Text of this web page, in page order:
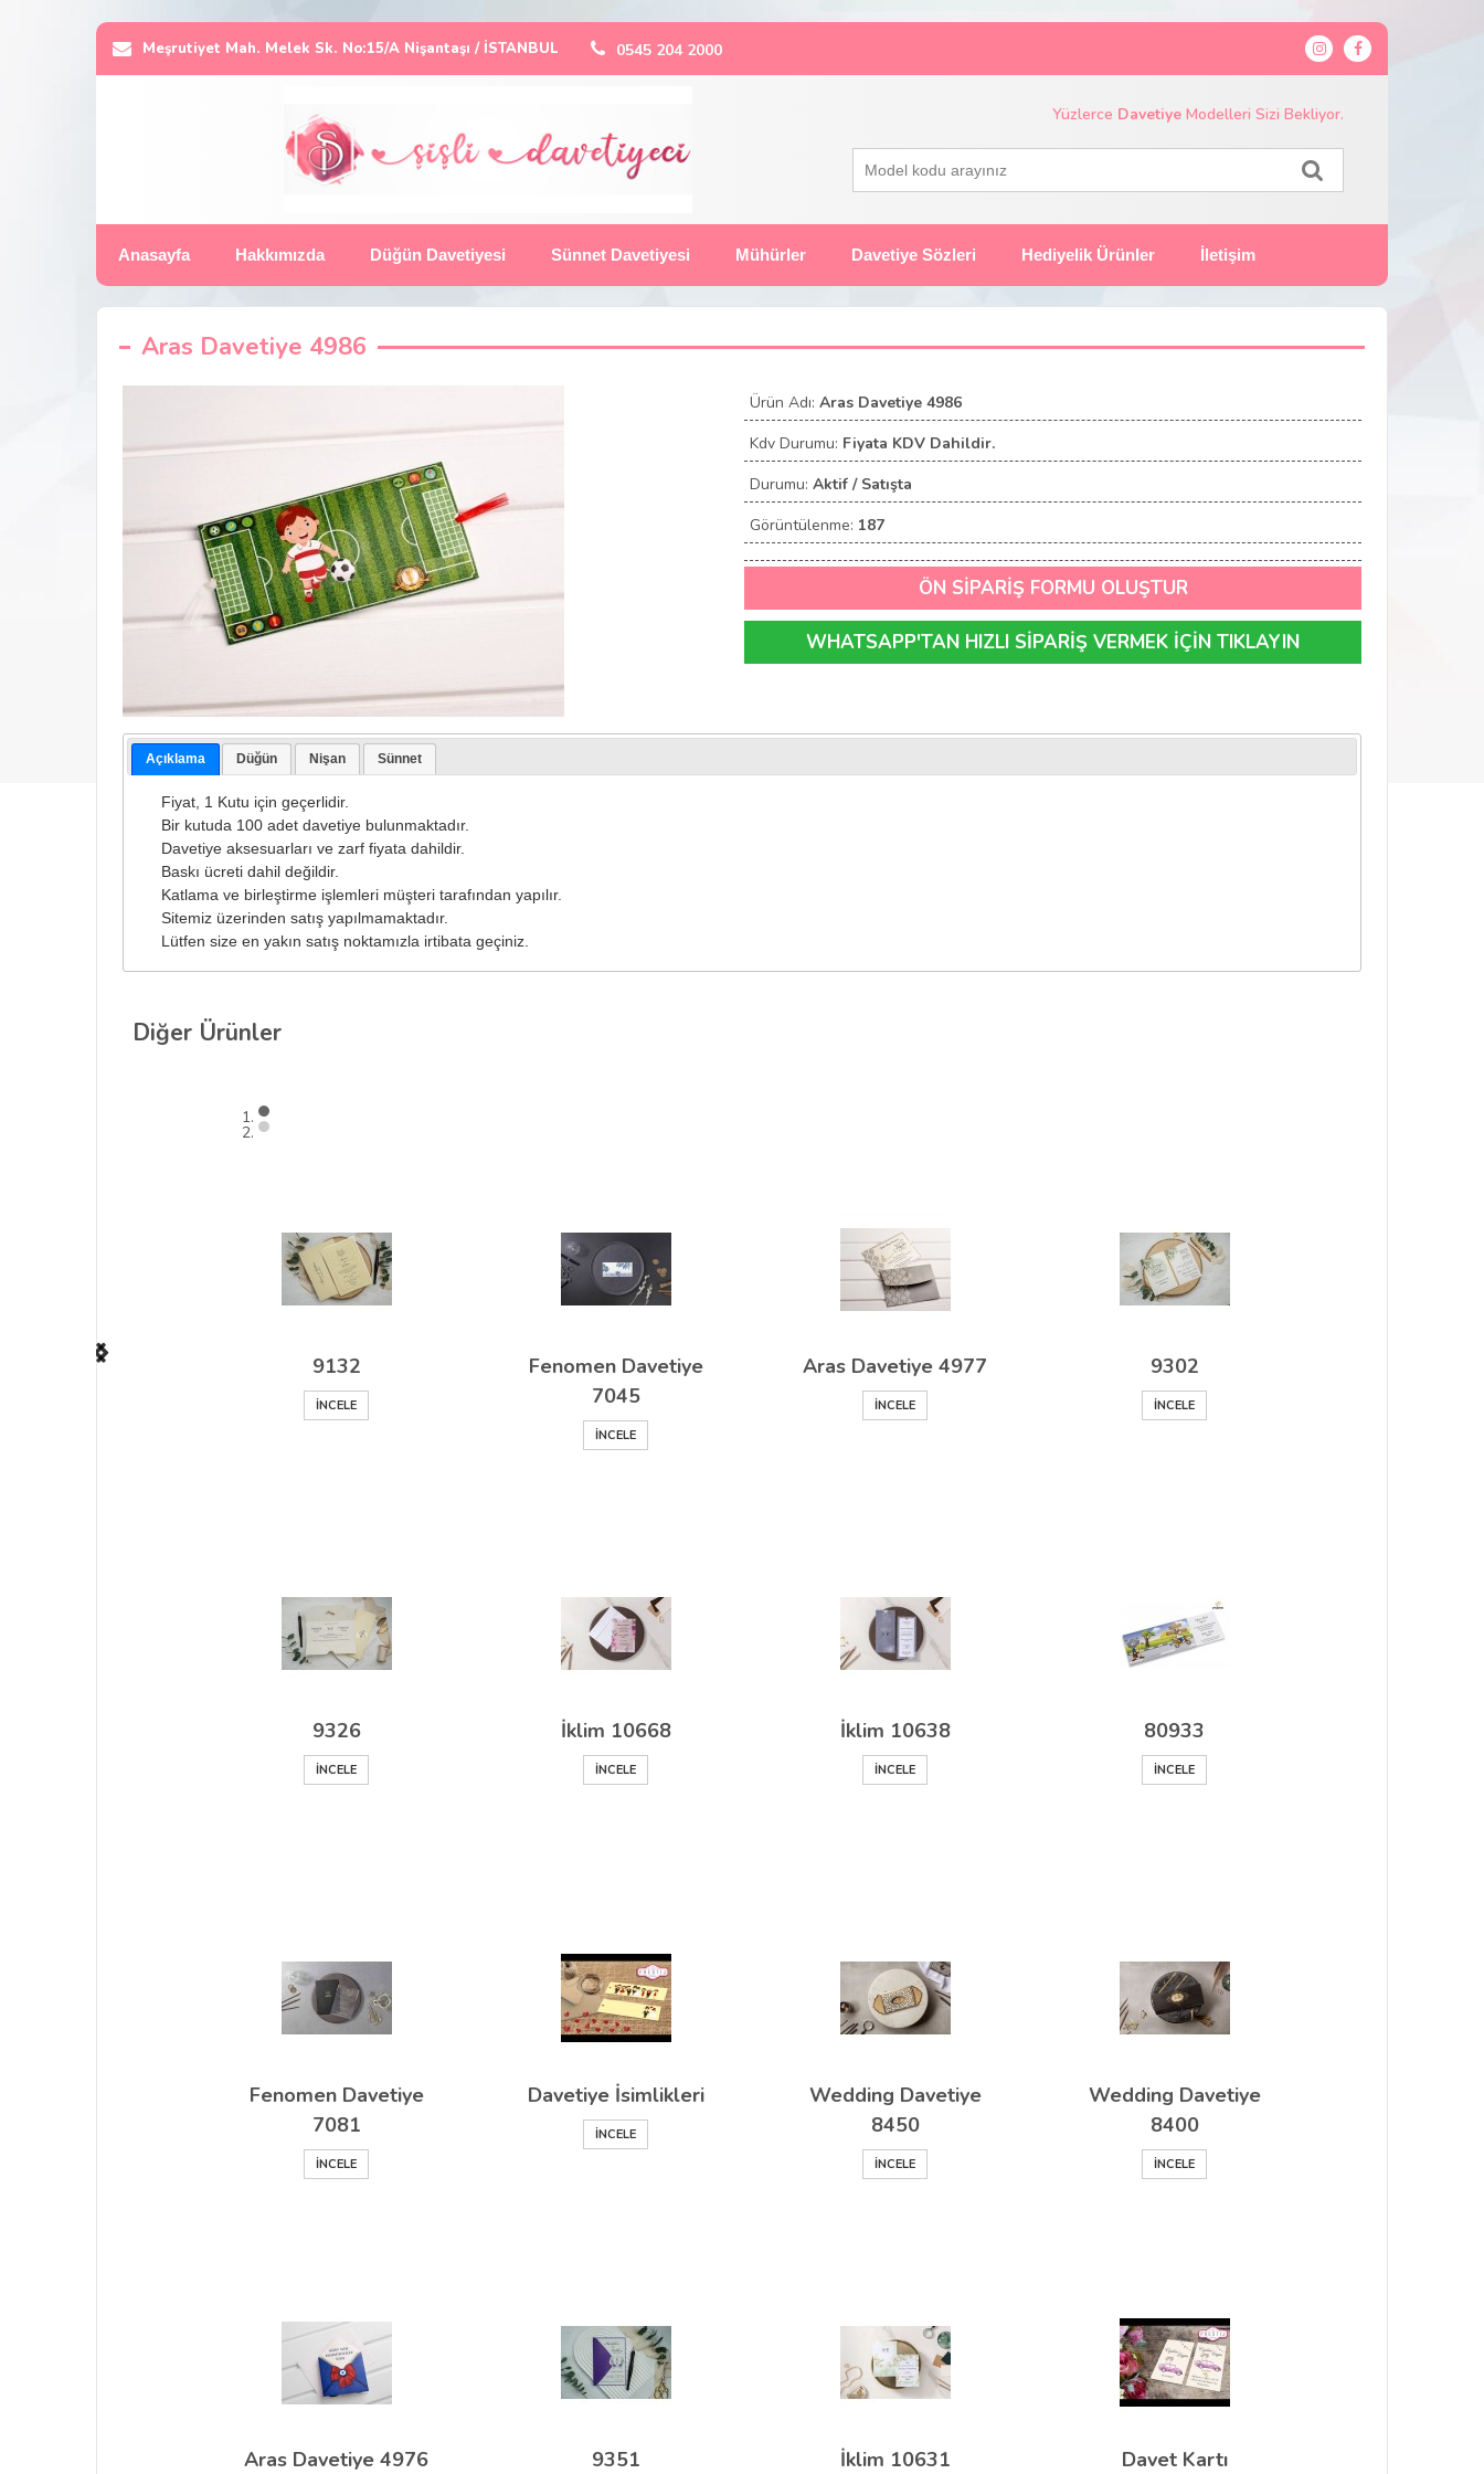
Meşrutiyet Mah. Melek Sk. No:15/A Nişantaşı / İSTANBUL 0545 204 2000
Yüzlerce Davetiye Modelleri Sizi Bekliyor.
Anasayfa Hakkımızda Düğün Davetiyesi Sünnet Davetiyesi Mühürler Davetiye Sözleri Hediyelik Ürünler İletişim
Aras Davetiye 4986
Ürün Adı: Aras Davetiye 4986
Kdv Durumu: Fiyata KDV Dahildir.
Durumu: Aktif / Satışta
Görüntülenme: 187
ÖN SİPARİŞ FORMU OLUŞTUR
WHATSAPP'TAN HIZLI SİPARİŞ VERMEK İÇİN TIKLAYIN
Açıklama Düğün Nişan Sünnet
Fiyat, 1 Kutu için geçerlidir.
Bir kutuda 100 adet davetiye bulunmaktadır.
Davetiye aksesuarları ve zarf fiyata dahildir.
Baskı ücreti dahil değildir.
Katlama ve birleştirme işlemleri müşteri tarafından yapılır.
Sitemiz üzerinden satış yapılmamaktadır.
Lütfen size en yakın satış noktamızla irtibata geçiniz.
Diğer Ürünler
9132
İNCELE
Fenomen Davetiye
7045
İNCELE
Aras Davetiye 4977
İNCELE
9302
İNCELE
9326
İNCELE
İklim 10668
İNCELE
İklim 10638
İNCELE
80933
İNCELE
Fenomen Davetiye
7081
İNCELE
Davetiye İsimlikleri
İNCELE
Wedding Davetiye
8450
İNCELE
Wedding Davetiye
8400
İNCELE
Aras Davetiye 4976 9351 İklim 10631 Davet Kartı